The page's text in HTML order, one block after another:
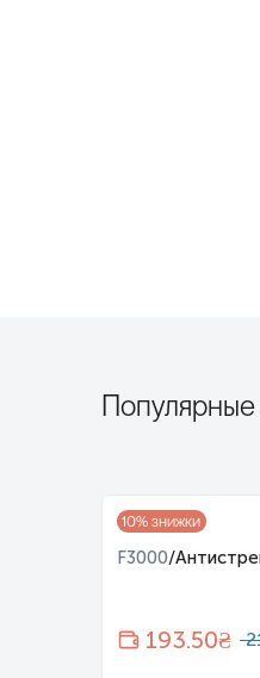
10% знижки
F3000/
193.50₴